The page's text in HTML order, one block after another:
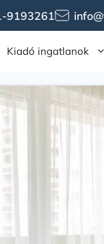
9193261
Kiadó ingatlanok